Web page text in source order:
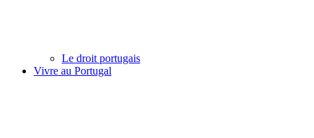
Le droit portugais
Vivre au Portugal